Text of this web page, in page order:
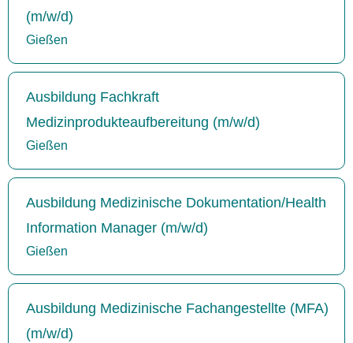
(m/w/d)
Gießen
Ausbildung Fachkraft
Medizinprodukteaufbereitung (m/w/d)
Gießen
Ausbildung Medizinische Dokumentation/Health
Information Manager (m/w/d)
Gießen
Ausbildung Medizinische Fachangestellte (MFA)
(m/w/d)